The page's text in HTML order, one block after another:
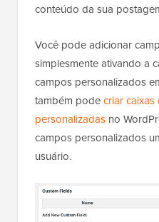
conteúdo da sua
Você pode adicionar
simplesmente ativando a
campos personalizados
também podecriar
personalizadas no
campos personalizados
usuário.